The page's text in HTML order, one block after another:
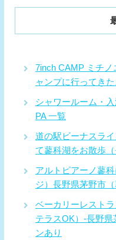
7inch CAMP ミチ
ャンプに行ってきた
シャワールーム・
PA 一覧
道の駅ビーナスラ
て蓼科湖をお散歩（
アルトピアーノ蓼
ジ）長野県茅野市（
ベーカリーレスト
テラスOK）-長野
ンあり